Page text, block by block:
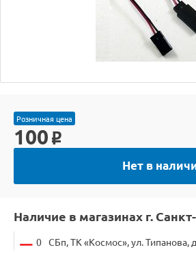
Розничная цена
100 o
Нет в
Наличие в магазинах г.
0 СБп, ТК «Космос», ул. Типанова,